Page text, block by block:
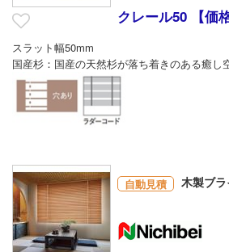
クレール50 【価
スラット幅50mm
国産杉：国産の天然杉が落ち着きのある癒し
自動見積 木製ブ